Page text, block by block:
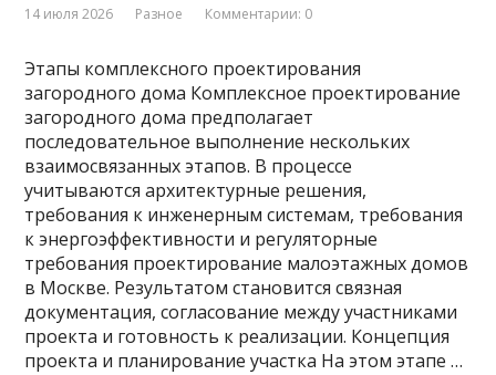
14 июля 2026 Разное Комментарии: 0
Этапы комплексного проектирования
загородного дома Комплексное проектирование
загородного дома предполагает
последовательное выполнение нескольких
взаимосвязанных этапов. В процессе
учитываются архитектурные решения,
требования к инженерным системам, требования
к энергоэффективности и регуляторные
требования проектирование малоэтажных домов
в Москве. Результатом становится связная
документация, согласование между участниками
проекта и готовность к реализации. Концепция
проекта и планирование участка На этом этапе …